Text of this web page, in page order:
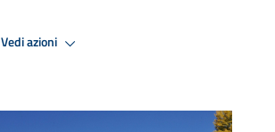
Vedi azioni